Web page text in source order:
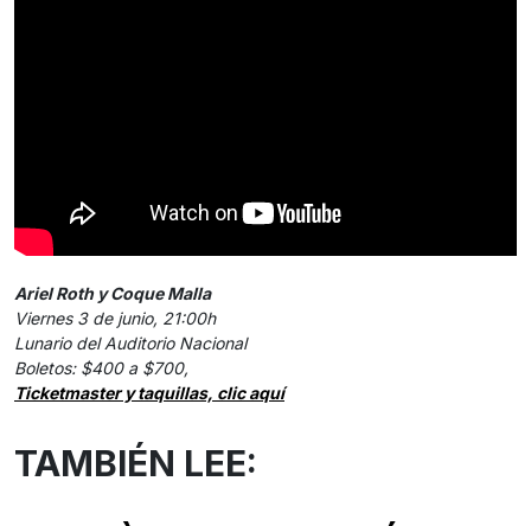
Ariel Roth y Coque Malla
Viernes 3 de junio, 21:00h
Lunario del Auditorio Nacional
Boletos: $400 a $700,
Ticketmaster y taquillas, clic aquí
TAMBIÉN LEE: